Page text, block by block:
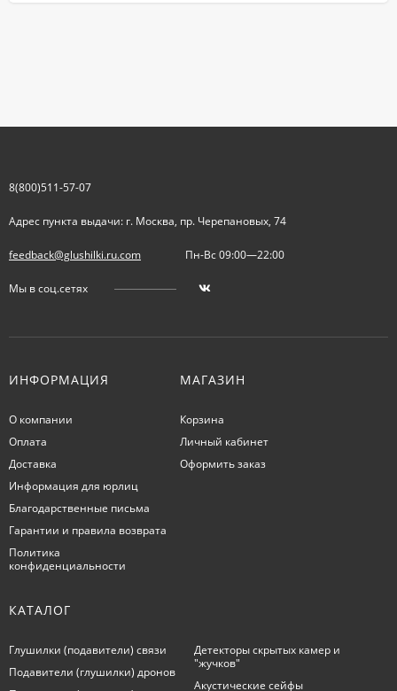
8(800)511-57-07
Адрес пункта выдачи: г. Москва, пр. Черепановых, 74
feedback@glushilki.ru.com Пн-Вс 09:00—22:00
Мы в соц.сетях
ИНФОРМАЦИЯ
О компании
Оплата
Доставка
Информация для юрлиц
Благодарственные письма
Гарантии и правила возврата
Политика
конфиденциальности
МАГАЗИН
Корзина
Личный кабинет
Оформить заказ
КАТАЛОГ
Глушилки (подавители) связи
Подавители (глушилки) дронов
Детекторы скрытых камер и
"жучков"
Акустические сейфы